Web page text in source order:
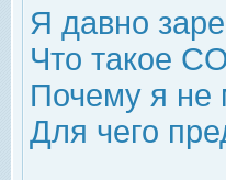
Я давно
Что такое
Почему я не
Для чего